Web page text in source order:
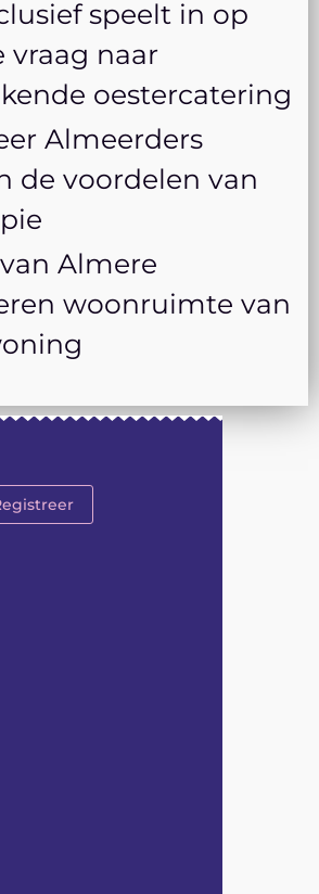
speelt in op
vraag naar
oestercatering
Almeerders
de voordelen van
Almere
woonruimte van